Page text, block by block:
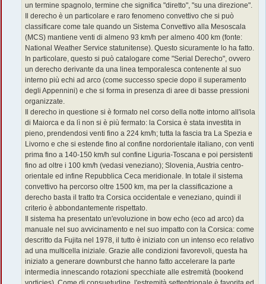
un termine spagnolo, termine che significa "diretto", "su una direzione".
Il derecho è un particolare e raro fenomeno convettivo che si può
classificare come tale quando un Sistema Convettivo alla Mesoscala
(MCS) mantiene venti di almeno 93 km/h per almeno 400 km (fonte:
National Weather Service statunitense). Questo sicuramente lo ha fatto.
In particolare, questo si può catalogare come "Serial Derecho", ovvero
un derecho derivante da una linea temporalesca contenente al suo
interno più echi ad arco (come successo specie dopo il superamento
degli Appennini) e che si forma in presenza di aree di basse pressioni
organizzate.
Il derecho in questione si è formato nel corso della notte intorno all'isola
di Maiorca e da lì non si è più fermato: la Corsica è stata investita in
pieno, prendendosi venti fino a 224 km/h; tutta la fascia tra La Spezia e
Livorno e che si estende fino al confine nordorientale italiano, con venti
prima fino a 140-150 km/h sul confine Liguria-Toscana e poi persistenti
fino ad oltre i 100 km/h (vedasi veneziano); Slovenia, Austria centro-
orientale ed infine Repubblica Ceca meridionale. In totale il sistema
convettivo ha percorso oltre 1500 km, ma per la classificazione a
derecho basta il tratto tra Corsica occidentale e veneziano, quindi il
criterio è abbondantemente rispettato.
Il sistema ha presentato un'evoluzione in bow echo (eco ad arco) da
manuale nel suo avvicinamento e nel suo impatto con la Corsica: come
descritto da Fujita nel 1978, il tutto è iniziato con un intenso eco relativo
ad una multicella iniziale. Grazie alle condizioni favorevoli, questa ha
iniziato a generare downburst che hanno fatto accelerare la parte
intermedia innescando rotazioni specchiate alle estremità (bookend